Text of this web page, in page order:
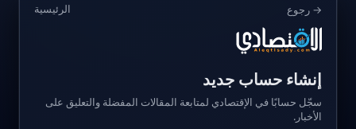
→ رجوع الرئيسية
إنشاء حساب جديد
سجّل حسابًا في الإقتصادي لمتابعة المقالات المفضلة والتعليق على
الأخبار.